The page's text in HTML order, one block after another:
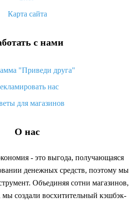
Карта сайта
с нами
"Приведи друга"
нас
для магазинов
О нас
- это выгода, получающаяся
денежных средств, поэтому мы
Объединяя сотни магазинов,
мы создали восхитительный кэшбэк-